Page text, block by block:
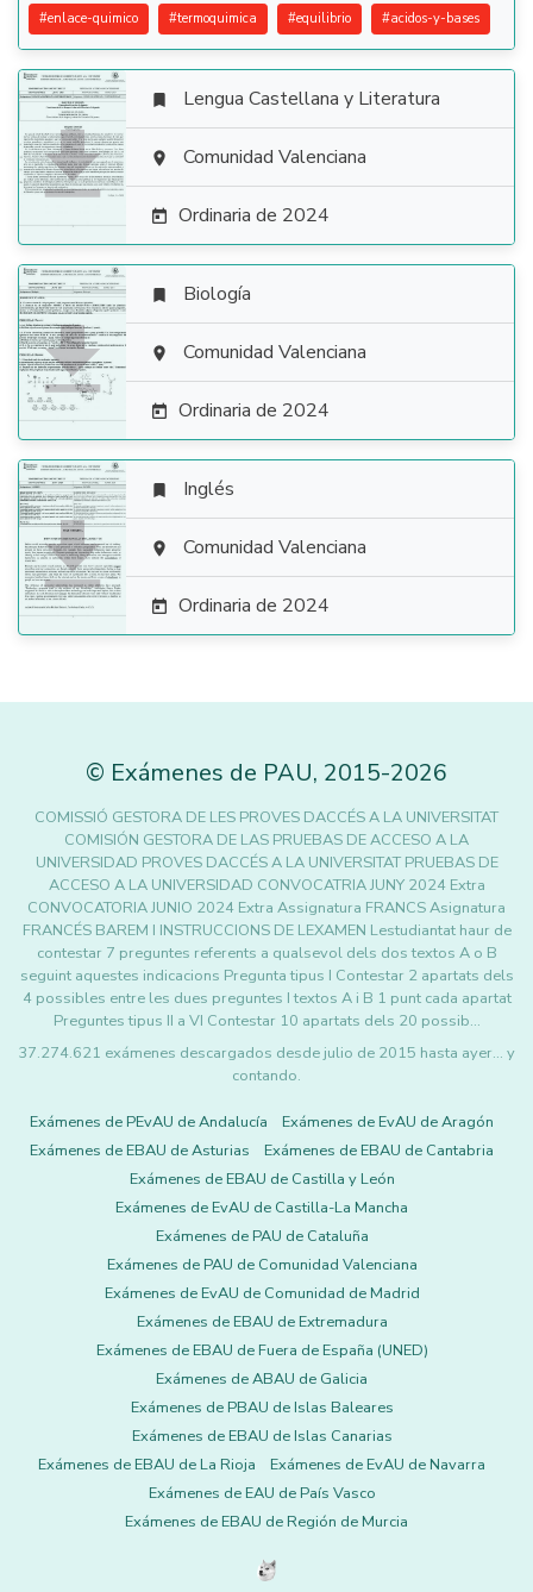
#enlace-quimico #termoquimica #equilibrio #acidos-y-bases

 Lengua Castellana y Literatura
 Comunidad Valenciana
 Ordinaria de 2024

 Biología
 Comunidad Valenciana
 Ordinaria de 2024

 Inglés
 Comunidad Valenciana
 Ordinaria de 2024
© Exámenes de PAU, 2015-2026
COMISSIÓ GESTORA DE LES PROVES DACCÉS A LA UNIVERSITAT
COMISIÓN GESTORA DE LAS PRUEBAS DE ACCESO A LA
UNIVERSIDAD PROVES DACCÉS A LA UNIVERSITAT PRUEBAS DE
ACCESO A LA UNIVERSIDAD CONVOCATRIA JUNY 2024 Extra
CONVOCATORIA JUNIO 2024 Extra Assignatura FRANCS Asignatura
FRANCÉS BAREM I INSTRUCCIONS DE LEXAMEN Lestudiantat haur de
contestar 7 preguntes referents a qualsevol dels dos textos A o B
seguint aquestes indicacions Pregunta tipus I Contestar 2 apartats dels
4 possibles entre les dues preguntes I textos A i B 1 punt cada apartat
Preguntes tipus II a VI Contestar 10 apartats dels 20 possib…
37.274.621 exámenes descargados desde julio de 2015 hasta ayer... y
contando.
Exámenes de PEvAU de Andalucía
Exámenes de EvAU de Aragón
Exámenes de EBAU de Asturias
Exámenes de EBAU de Cantabria
Exámenes de EBAU de Castilla y León
Exámenes de EvAU de Castilla-La Mancha
Exámenes de PAU de Cataluña
Exámenes de PAU de Comunidad Valenciana
Exámenes de EvAU de Comunidad de Madrid
Exámenes de EBAU de Extremadura
Exámenes de EBAU de Fuera de España (UNED)
Exámenes de ABAU de Galicia
Exámenes de PBAU de Islas Baleares
Exámenes de EBAU de Islas Canarias
Exámenes de EBAU de La Rioja
Exámenes de EvAU de Navarra
Exámenes de EAU de País Vasco
Exámenes de EBAU de Región de Murcia